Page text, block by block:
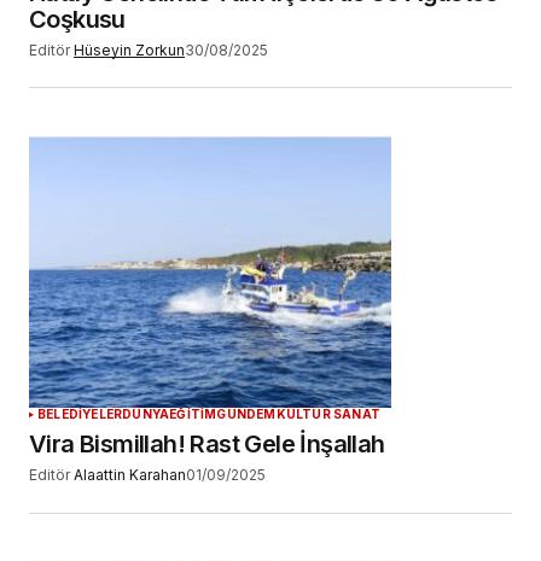
Coşkusu
Editör Hüseyin Zorkun30/08/2025
BELEDİYELERDÜNYAEĞİTİM GÜNDEM KÜLTÜR SANAT
Vira Bismillah! Rast Gele İnşallah
Editör Alaattin Karahan01/09/2025